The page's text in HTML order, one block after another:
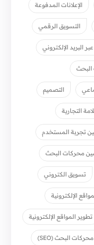
الإعلانات المدفوعة
التسويق الرقمي
البريد الإلكتروني
البحث
التصميم
التجارية
تجربة المستخدم
محركات البحث
تسويق الكتروني
الإلكترونية
تطوير المواقع الإلكترونية
محركات البحث (SEO)